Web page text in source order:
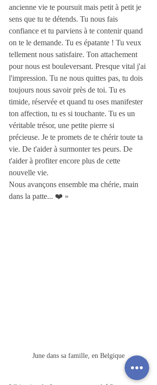
ancienne vie te poursuit mais petit à petit je
sens que tu te détends. Tu nous fais
confiance et tu parviens à te contenir quand
on te le demande. Tu es épatante ! Tu veux
tellement nous satisfaire. Ton attachement
pour nous est bouleversant. Presque vital j'ai
l'impression. Tu ne nous quittes pas, tu dois
toujours nous savoir près de toi. Tu es
timide, réservée et quand tu oses manifester
ton affection, tu es si touchante. Tu es un
véritable trésor, une petite pierre si
précieuse. Je te promets de te chérir toute ta
vie. De t'aider à surmonter tes peurs. De
t'aider à profiter encore plus de cette
nouvelle vie.
Nous avançons ensemble ma chérie, main
dans la patte... ❤️ »
June dans sa famille, en Belgique